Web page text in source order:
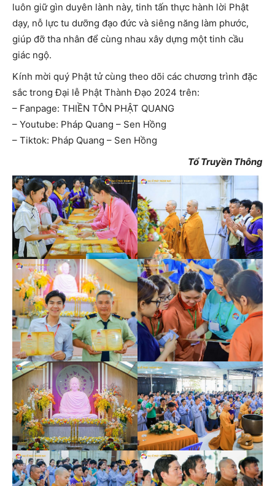
luôn giữ gìn duyên lành này, tinh tấn thực hành lời Phật
dạy, nỗ lực tu dưỡng đạo đức và siêng năng làm phước,
giúp đỡ tha nhân để cùng nhau xây dựng một tinh cầu
giác ngộ.
Kính mời quý Phật tử cùng theo dõi các chương trình đặc
sắc trong Đại lễ Phật Thành Đạo 2024 trên:
– Fanpage: THIỀN TÔN PHẬT QUANG
– Youtube: Pháp Quang – Sen Hồng
– Tiktok: Pháp Quang – Sen Hồng
Tổ Truyền Thông